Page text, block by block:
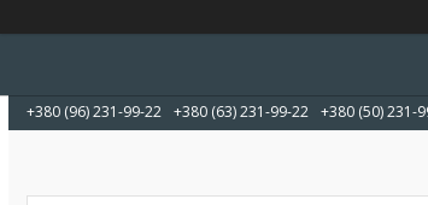
+380 (96) 231-99-22 +380 (63) 231-99-22 +380 (50) 231-